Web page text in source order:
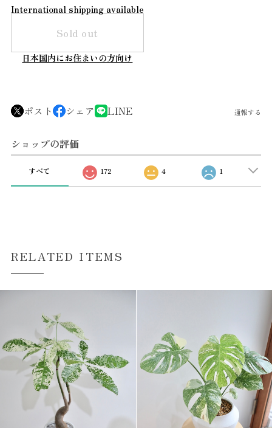
International shipping available
Sold out
日本国内にお住まいの方向け
ポスト シェア LINE 通報する
ショップの評価
すべて 172 4 1
RELATED ITEMS